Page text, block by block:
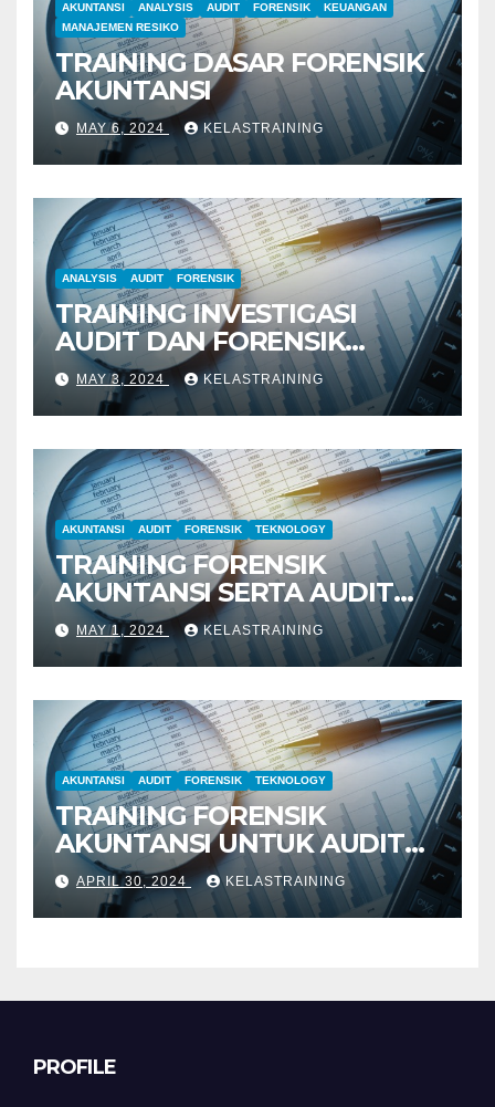
AKUNTANSI ANALYSIS AUDIT FORENSIK
KEUANGAN
MANAJEMEN RESIKO
TRAINING DASAR FORENSIK
AKUNTANSI
MAY 6, 2024 KELASTRAINING
ANALYSIS AUDIT FORENSIK
TRAINING INVESTIGASI
AUDIT DAN FORENSIK
KEUANGAN
MAY 3, 2024 KELASTRAINING
AKUNTANSI AUDIT FORENSIK TEKNOLOGY
TRAINING FORENSIK
AKUNTANSI SERTA AUDIT
PENYELIDIKAN
MAY 1, 2024 KELASTRAINING
AKUNTANSI AUDIT FORENSIK TEKNOLOGY
TRAINING FORENSIK
AKUNTANSI UNTUK AUDIT
INVESTIGATIF
APRIL 30, 2024 KELASTRAINING
PROFILE